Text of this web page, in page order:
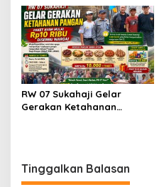
Transparansi dan
Profesionalisme
RW 07 Sukahaji Gelar
Gerakan Ketahanan
Tinggalkan Balasan